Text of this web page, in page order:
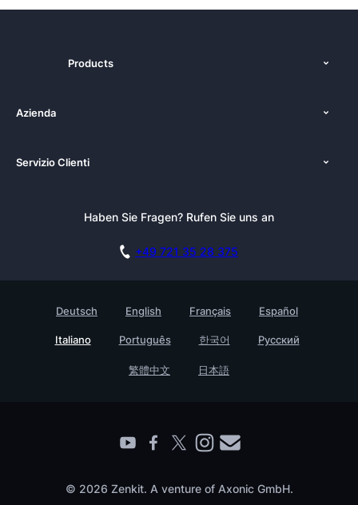
Products
Alternativo
Documentazione
Prenota una demo
Azienda
Newsroom
Azienda
Trova un partner
Servizio Clienti
Base di conoscenza
Contatto
Haben Sie Fragen? Rufen Sie uns an
+49 721 35 28 375
Deutsch English Français Español
Italiano Português 한국어 Русский
繁體中文 日本語
© 2026 Zenkit. A venture of Axonic GmbH.